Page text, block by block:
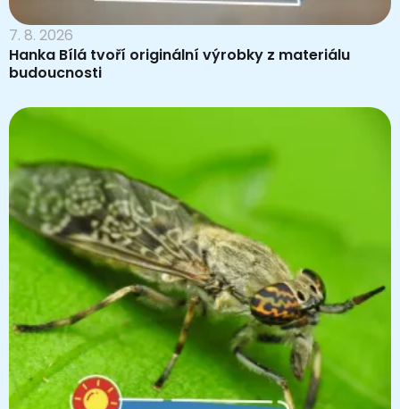
7. 8. 2026
Hanka Bílá tvoří originální výrobky z materiálu
budoucnosti